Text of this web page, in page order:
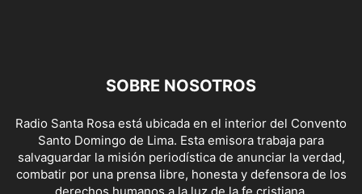
SOBRE NOSOTROS
Radio Santa Rosa está ubicada en el interior del Convento
Santo Domingo de Lima. Esta emisora trabaja para
salvaguardar la misión periodística de anunciar la verdad,
combatir por una prensa libre, honesta y defensora de los